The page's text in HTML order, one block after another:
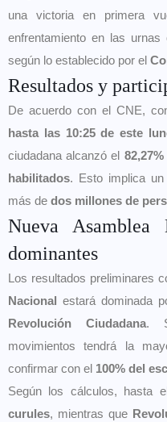
una victoria en primera
enfrentamiento en las urnas
según lo establecido por el
Resultados y
De acuerdo con el CNE,
hasta las 10:25 de este
ciudadana alcanzó el 82,27%
habilitados. Esto implica
más de dos millones de
Nueva Asamblea
dominantes
Los resultados preliminares
Nacional estará dominada
Revolución Ciudadana.
movimientos tendrá la
confirmar con el 100% del
Según los cálculos, hasta
curules, mientras que